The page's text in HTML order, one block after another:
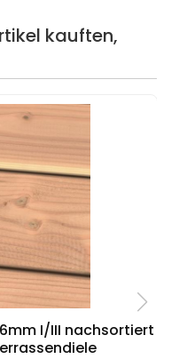
kauften,
I/III nachsortiert